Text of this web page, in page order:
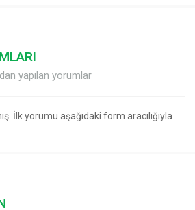
yapılan yorumlar
İlk yorumu aşağıdaki form aracılığıyla